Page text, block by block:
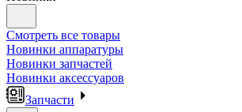
Смотреть все товары
Новинки аппаратуры
Новинки запчастей
Новинки аксессуаров
Запчасти